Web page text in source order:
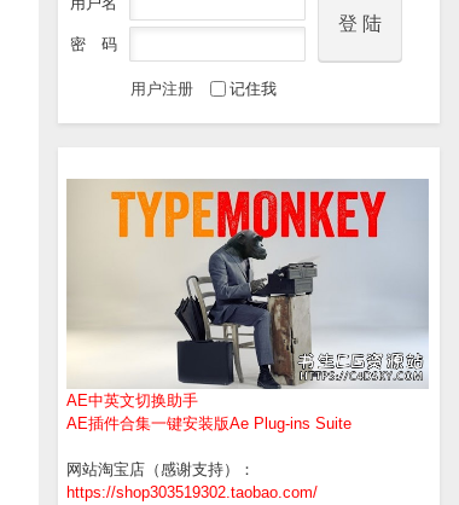
密 码
用户注册 记住我
AE中英文切换助手
AE插件合集一键安装版Ae Plug-ins Suite
网站淘宝店（感谢支持）：
https://shop303519302.taobao.com/